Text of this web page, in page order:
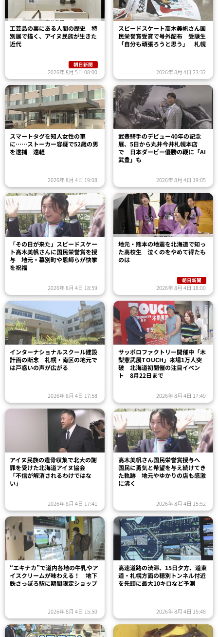
工芸品の裏にある人間の歴史 特
別展で描く、アイヌ民族が生きた
近代
朝日新聞
2026年 8月 5日 08:00
スピードスケート高木美帆さん国
民栄誉賞受賞で号外配布 受験生
「自分も頑張ろうと思う」 札幌
2026年 8月 4日 23:32
スマートタグを知人女性の車
に……ストーカー容疑で52歳の男
を逮捕 遠軽
2026年 8月 4日 19:08
武豊騎手のデビュー40年の記念
展、5日から丸井今井札幌本店
で 日本ダービー優勝の鞭に「AI
武豊」も
2026年 8月 4日 19:05
「その日が来た」スピードスケー
ト高木美帆さんに国民栄誉賞を授
与 地元・幕別町や恩師らが快挙
を祝福
2026年 8月 4日 18:59
地元・熊本の地震を北海道で知っ
た高校生 泣くのをやめて得たも
のは
朝日新聞
2026年 8月 4日 18:00
インターナショナルスクール建設
計画の断念 札幌・南区の地元で
は戸惑いの声が広がる
2026年 8月 4日 17:58
サッポロファクトリー開催中「木
梨憲武展TOUCH」来場1万人突
破 北海道初開催の注目イベン
ト 8月22日まで
2026年 8月 4日 17:49
アイヌ民族の遺骨収集で北大の謝
罪を受けた北海道アイヌ協会
「不信が解消されるわけではな
い」
2026年 8月 4日 17:41
高木美帆さん国民栄誉賞授与へ
国民に勇気と希望を与え続けてき
た軌跡 地元やゆかりの店も感激
に沸く
2026年 8月 4日 15:52
“エキナカ”で道内各地の牛乳やア
イスクリームが味わえる！ 地下
鉄さっぽろ駅に期間限定ショップ
2026年 8月 4日 15:50
高速道路の渋滞、15日夕方、道東
道・札幌方面の穂別トンネル付近
を先頭に最大10キロなど予測
2026年 8月 4日 15:48